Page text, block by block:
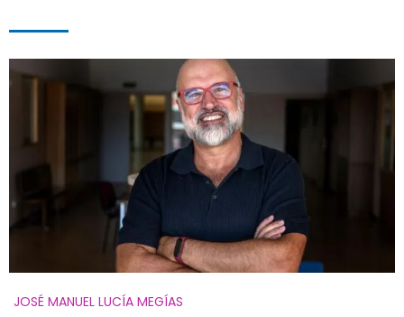
JOSÉ MANUEL LUCÍA MEGÍAS